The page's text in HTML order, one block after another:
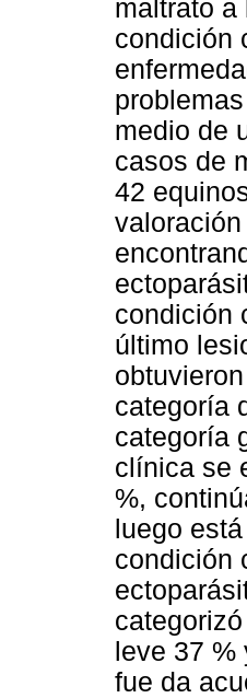
maltrato a
condición
medio de
casos de
42
condición
último
categoría
categoría
clínica se
%,
luego
condición
leve 37 %
fue da